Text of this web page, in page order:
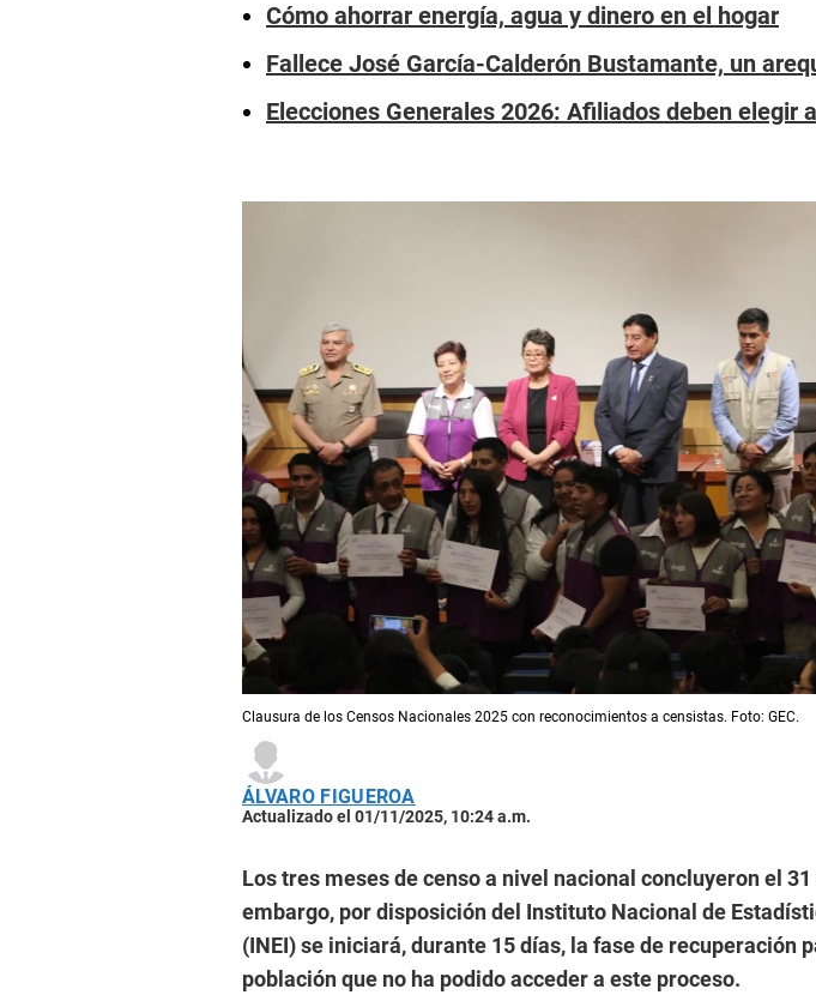
Cómo ahorrar energía, agua y dinero en el hogar
Fallece José García-Calderón Bustamante, un
Elecciones Generales 2026: Afiliados deben elegir
Clausura de los Censos Nacionales 2025 con reconocimientos a censistas. Foto: GEC.
ÁLVARO FIGUEROA
Actualizado el 01/11/2025, 10:24 a.m.
Los tres meses de censo a nivel nacional concluyeron el
embargo, por disposición del Instituto Nacional de
(INEI) se iniciará, durante 15 días, la fase de recuperación
población que no ha podido acceder a este proceso.